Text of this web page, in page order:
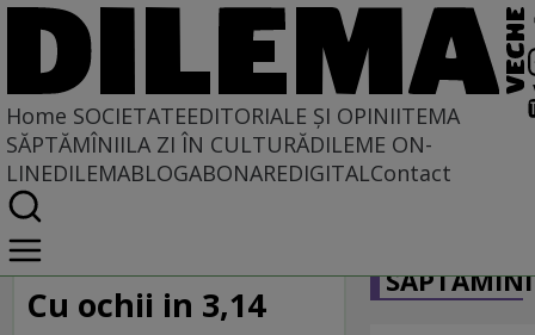
Home SOCIETATEEDITORIALE ȘI OPINIITEMA
SĂPTĂMÎNIILA ZI ÎN CULTURĂDILEME ON-
LINEDILEMABLOGABONAREDIGITALContact
Home
Societate
LA SINGULAR ȘI LA PLURAL
Cu ochii in 3,14